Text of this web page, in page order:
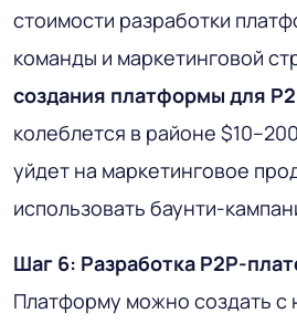
стоимости разработки
команды и маркетинговой
создания платформы для
колеблется в районе
уйдет на маркетинговое
использовать баунти-
Шаг 6: Разработка P2P-
Платформу можно создать с